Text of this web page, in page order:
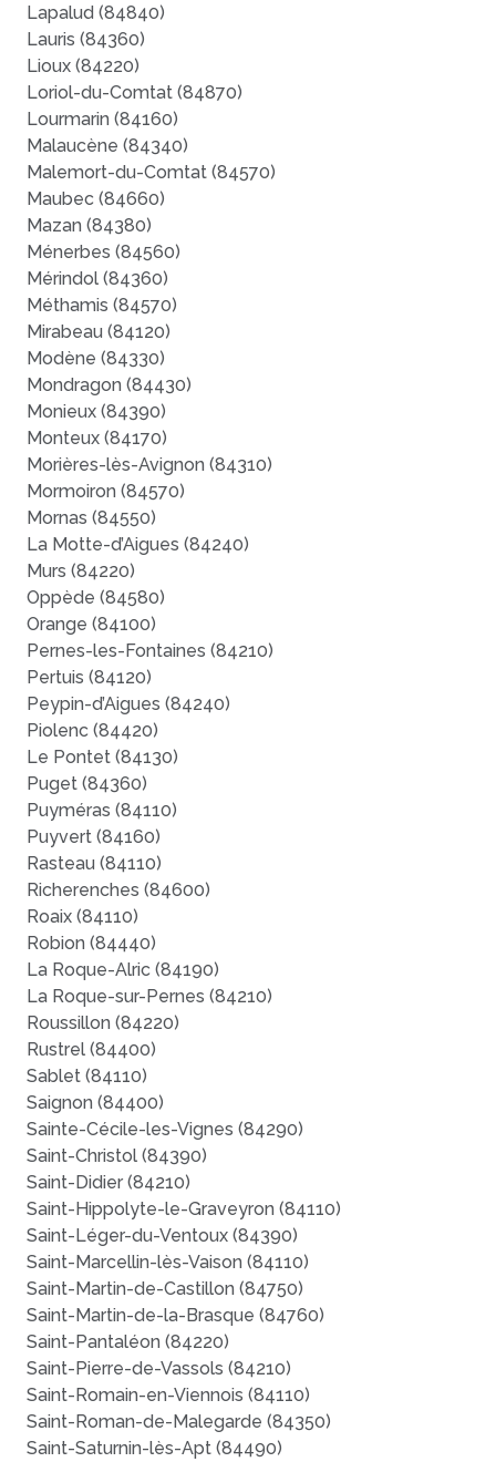
Lapalud (84840)
Lauris (84360)
Lioux (84220)
Loriol-du-Comtat (84870)
Lourmarin (84160)
Malaucène (84340)
Malemort-du-Comtat (84570)
Maubec (84660)
Mazan (84380)
Ménerbes (84560)
Mérindol (84360)
Méthamis (84570)
Mirabeau (84120)
Modène (84330)
Mondragon (84430)
Monieux (84390)
Monteux (84170)
Morières-lès-Avignon (84310)
Mormoiron (84570)
Mornas (84550)
La Motte-d’Aigues (84240)
Murs (84220)
Oppède (84580)
Orange (84100)
Pernes-les-Fontaines (84210)
Pertuis (84120)
Peypin-d’Aigues (84240)
Piolenc (84420)
Le Pontet (84130)
Puget (84360)
Puyméras (84110)
Puyvert (84160)
Rasteau (84110)
Richerenches (84600)
Roaix (84110)
Robion (84440)
La Roque-Alric (84190)
La Roque-sur-Pernes (84210)
Roussillon (84220)
Rustrel (84400)
Sablet (84110)
Saignon (84400)
Sainte-Cécile-les-Vignes (84290)
Saint-Christol (84390)
Saint-Didier (84210)
Saint-Hippolyte-le-Graveyron (84110)
Saint-Léger-du-Ventoux (84390)
Saint-Marcellin-lès-Vaison (84110)
Saint-Martin-de-Castillon (84750)
Saint-Martin-de-la-Brasque (84760)
Saint-Pantaléon (84220)
Saint-Pierre-de-Vassols (84210)
Saint-Romain-en-Viennois (84110)
Saint-Roman-de-Malegarde (84350)
Saint-Saturnin-lès-Apt (84490)